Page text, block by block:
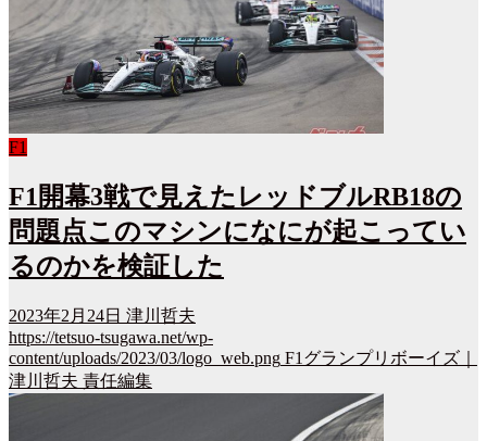
F1
F1開幕3戦で見えたレッドブルRB18の
問題点このマシンになにが起こってい
るのかを検証した
2023年2月24日 津川哲夫
https://tetsuo-tsugawa.net/wp-
content/uploads/2023/03/logo_web.png F1グランプリボーイズ｜
津川哲夫 責任編集